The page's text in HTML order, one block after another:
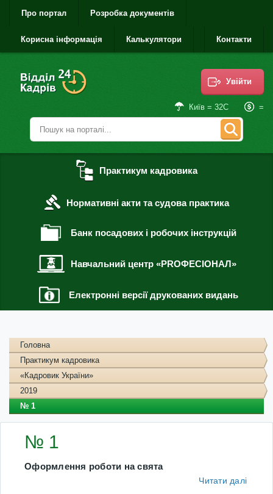
Про портал Розробка документів
Корисна інформація Калькулятори Контакти
Увійти
Київ = 32С =
Практикум кадровика
Нормативні акти та судова практика
Банк посадових і робочих інструкцій
Навчальний центр «PROФЕСІОНАЛ»
Електронні версії друкованих видань
Головна
Практикум кадровика
«Кадровик України»
2019
№ 1
№ 1
Оформлення роботи на свята
Читати далі